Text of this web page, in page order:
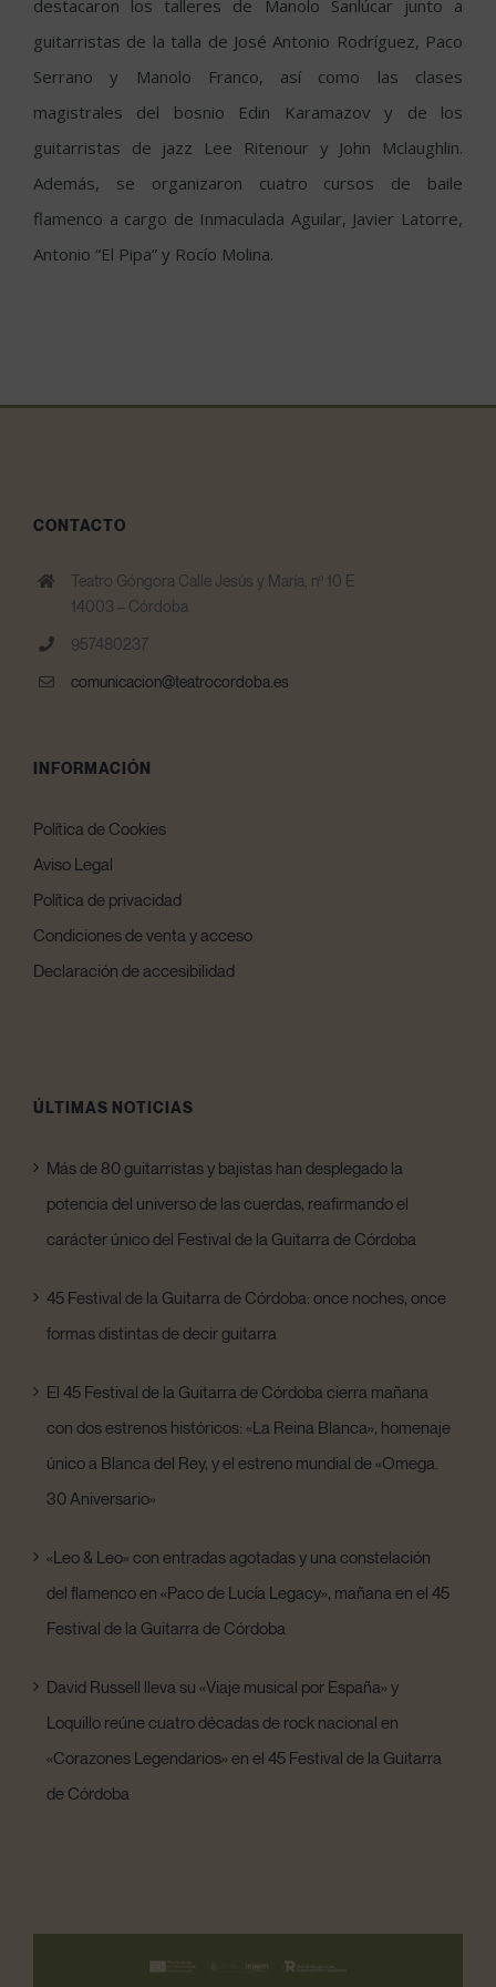
destacaron los talleres de Manolo Sanlúcar junto a
guitarristas de la talla de José Antonio Rodríguez, Paco
Serrano y Manolo Franco, así como las clases
magistrales del bosnio Edin Karamazov y de los
guitarristas de jazz Lee Ritenour y John Mclaughlin.
Además, se organizaron cuatro cursos de baile
flamenco a cargo de Inmaculada Aguilar, Javier Latorre,
Antonio “El Pipa” y Rocío Molina.
CONTACTO
Teatro Góngora Calle Jesús y María, nº 10 E
14003 – Córdoba
957480237
comunicacion@teatrocordoba.es
INFORMACIÓN
Política de Cookies
Aviso Legal
Política de privacidad
Condiciones de venta y acceso
Declaración de accesibilidad
ÚLTIMAS NOTICIAS
Más de 80 guitarristas y bajistas han desplegado la
potencia del universo de las cuerdas, reafirmando el
carácter único del Festival de la Guitarra de Córdoba
45 Festival de la Guitarra de Córdoba: once noches, once
formas distintas de decir guitarra
El 45 Festival de la Guitarra de Córdoba cierra mañana
con dos estrenos históricos: «La Reina Blanca», homenaje
único a Blanca del Rey, y el estreno mundial de «Omega.
30 Aniversario»
«Leo & Leo» con entradas agotadas y una constelación
del flamenco en «Paco de Lucía Legacy», mañana en el 45
Festival de la Guitarra de Córdoba
David Russell lleva su «Viaje musical por España» y
Loquillo reúne cuatro décadas de rock nacional en
«Corazones Legendarios» en el 45 Festival de la Guitarra
de Córdoba